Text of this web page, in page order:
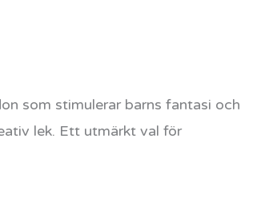
som stimulerar barns fantasi och
lek. Ett utmärkt val för